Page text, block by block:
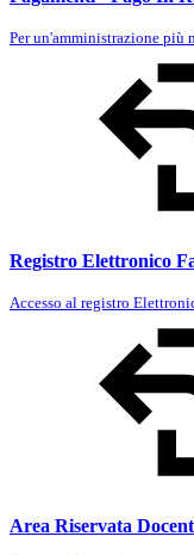
Per un'amministrazione più
Registro Elettronico
Accesso al registro
Area Riservata